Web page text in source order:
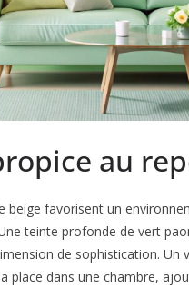
au
beige favorisent un
teinte profonde de vert
de sophistication. Un
place dans une chambre,